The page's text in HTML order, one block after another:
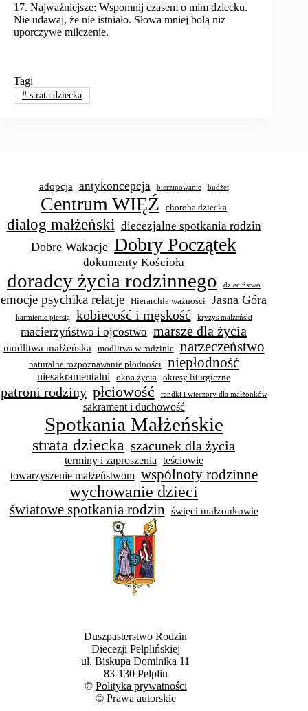
17. Najważniejsze: Wspomnij czasem o mim dziecku.
Nie udawaj, że nie istniało. Słowa mniej bolą niż
uporczywe milczenie.
Tagi
#strata dziecka
adopcja antykoncepcja bierzmowanie budżet
Centrum WIĘŹ choroba dziecka
dialog małżeński diecezjalne spotkania rodzin
Dobre Wakacje Dobry Początek
dokumenty Kościoła
doradcy życia rodzinnego dzieciństwo
emocje psychika relacje Hierarchia ważności Jasna Góra
karmienie piersią kobiecość i męskość kryzys małżeński
macierzyństwo i ojcostwo marsze dla życia
modlitwa małżeńska modlitwa w rodzinie narzeczeństwo
naturalne rozpoznawanie płodności niepłodność
niesakramentalni okna życia okresy liturgiczne
patroni rodziny płciowość randki i wieczory dla małżonków
sakrament i duchowość
Spotkania Małżeńskie
strata dziecka szacunek dla życia
terminy i zaproszenia teściowie
towarzyszenie małżeństwom wspólnoty rodzinne
wychowanie dzieci
światowe spotkania rodzin święci małżonkowie
Duszpasterstwo Rodzin
Diecezji Pelplińskiej
ul. Biskupa Dominika 11
83-130 Pelplin
© Polityka prywatności
© Prawa autorskie